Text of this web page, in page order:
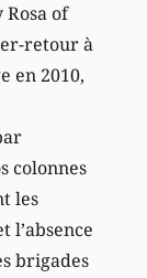
of
retour à
en 2010,
colonnes
les
l’absence
brigades